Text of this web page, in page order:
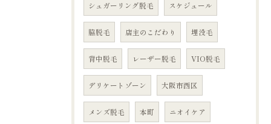
シュガーリング脱毛 スケジュール
脇脱毛 店主のこだわり 埋没毛
背中脱毛 レーザー脱毛 VIO脱毛
デリケートゾーン 大阪市西区
メンズ脱毛 本町 ニオイケア